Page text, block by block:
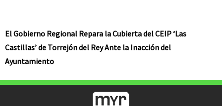
El Gobierno Regional Repara la Cubierta del CEIP ‘Las
Castillas’ de Torrejón del Rey Ante la Inacción del
Ayuntamiento